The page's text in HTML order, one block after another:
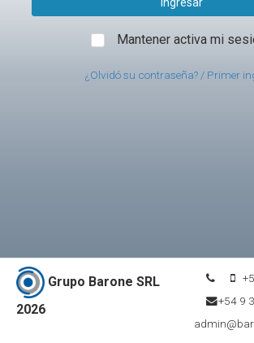
Mantener activa mi
¿Olvidó su contraseña? / Primer
Grupo Barone SRL
2026
+54 9